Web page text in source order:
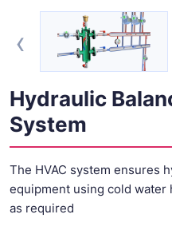
‹
Hydraulic
System
The HVAC system ensures
equipment using cold water
as required